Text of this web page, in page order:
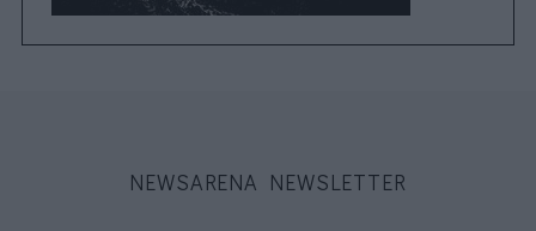
NEWSARENA NEWSLETTER